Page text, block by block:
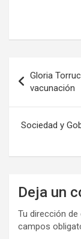
de
entradas
Gloria
vacunación
Sociedad y
Deja un
Tu dirección
campos